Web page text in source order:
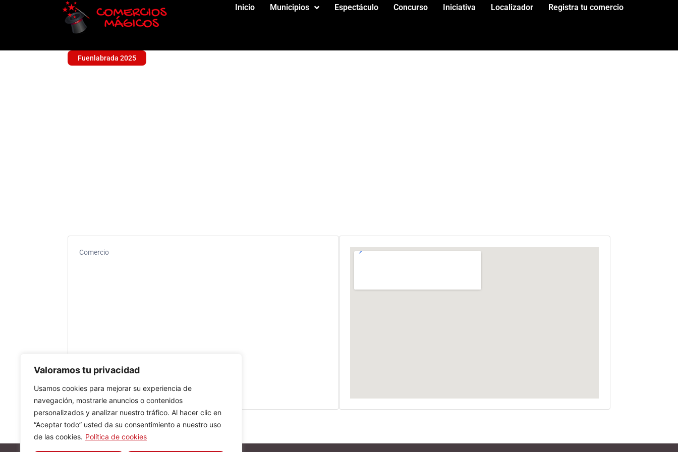
Valoramos tu privacidad
Usamos cookies para mejorar su experiencia de
navegación, mostrarle anuncios o contenidos
personalizados y analizar nuestro tráfico. Al hacer clic en
“Aceptar todo” usted da su consentimiento a nuestro uso
de las cookies. Política de cookies
Inicio Municipios Espectáculo Concurso Iniciativa Localizador Registra tu comercio
Fuenlabrada 2025
Comercio